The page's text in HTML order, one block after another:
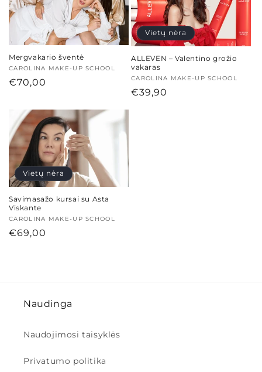
Mergvakario šventė
Tiekėjas:
CAROLINA MAKE-UP SCHOOL
Įprasta
€70,00
Vietų nėra
ALLEVEN – Valentino grožio
vakaras
Tiekėjas:
CAROLINA MAKE-UP SCHOOL
Įprasta
€39,90
Vietų nėra
Savimasažo kursai su Asta
Viskante
Tiekėjas:
CAROLINA MAKE-UP SCHOOL
Įprasta
€69,00
Naudinga
Naudojimosi taisyklės
Privatumo politika